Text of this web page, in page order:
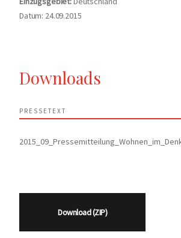
Datum: 24.09.2015
Downloads
PRESSETEXT
Download (ZIP)